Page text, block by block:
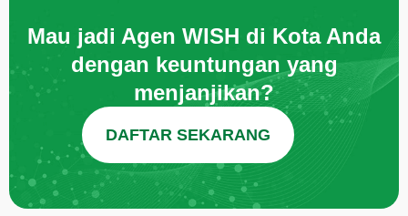
Mau jadi Agen WISH di Kota Anda
dengan keuntungan yang
menjanjikan?
DAFTAR SEKARANG